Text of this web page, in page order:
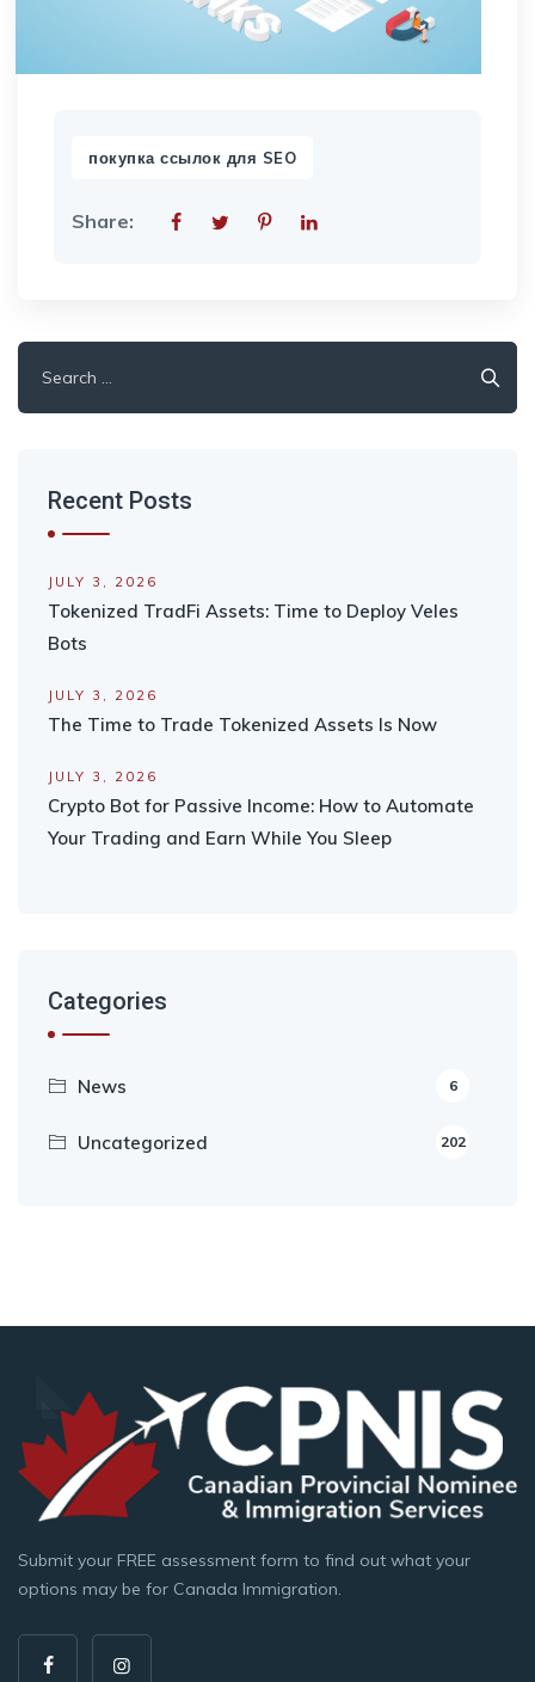
покупка ссылок для SEO
Share:
for:
Recent Posts
JULY 3, 2026
Tokenized TradFi Assets: Time to Deploy Veles
Bots
JULY 3, 2026
The Time to Trade Tokenized Assets Is Now
JULY 3, 2026
Crypto Bot for Passive Income: How to Automate
Your Trading and Earn While You Sleep
Categories
News 6
Uncategorized 202
Submit your FREE assessment form to find out what your
options may be for Canada Immigration.